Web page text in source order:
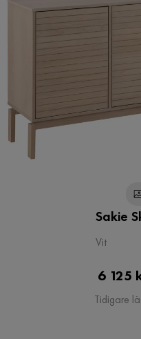
Sakie
Vit
6 125
Tidigare